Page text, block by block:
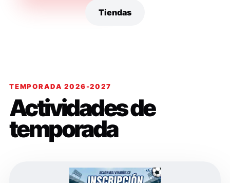
Tiendas
TEMPORADA 2026-2027
Actividades de
temporada